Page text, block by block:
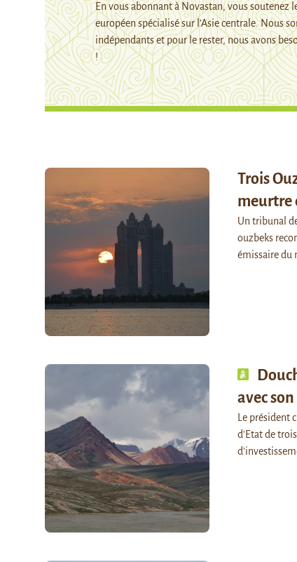
En vous abonnant à Novastan, vous soutenez
européen spécialisé sur l’Asie centrale. Nous
indépendants et pour le rester, nous avons
!
Trois
meurtre
Un tribunal
ouzbeks
émissaire du
avec
Le
d'Etat de